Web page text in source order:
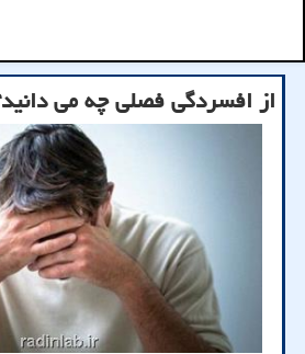
از افسردگی فصلی چه می